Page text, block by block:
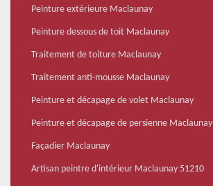
Peinture extérieure Maclaunay
Peinture dessous de toit Maclaunay
Traitement de toiture Maclaunay
Traitement anti-mousse Maclaunay
Peinture et décapage de volet Maclaunay
Peinture et décapage de persienne Maclaunay
Façadier Maclaunay
Artisan peintre d'intérieur Maclaunay 51210